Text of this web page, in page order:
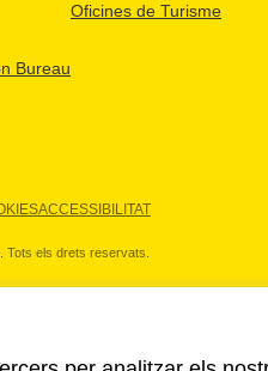
Bureau
Oficines de Turisme
ACCESSIBILITAT
Tots els drets reservats.